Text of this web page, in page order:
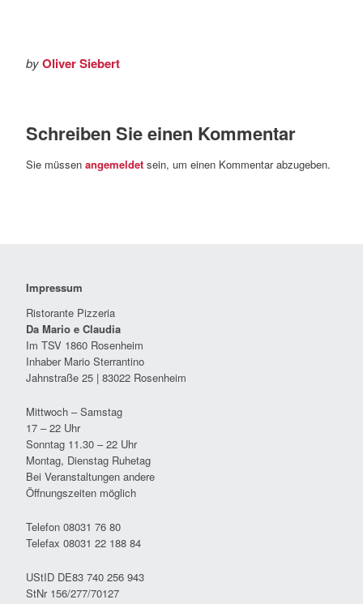
byOliver Siebert
Schreiben Sie einen Kommentar
Sie müssen angemeldet sein, um einen Kommentar abzugeben.
Impressum
Ristorante Pizzeria
Da Mario e Claudia
Im TSV 1860 Rosenheim
Inhaber Mario Sterrantino
Jahnstraße 25 | 83022 Rosenheim
Mittwoch – Samstag
17 – 22 Uhr
Sonntag 11.30 – 22 Uhr
Montag, Dienstag Ruhetag
Bei Veranstaltungen andere
Öffnungszeiten möglich
Telefon 08031 76 80
Telefax 08031 22 188 84
UStID DE83 740 256 943
StNr 156/277/70127